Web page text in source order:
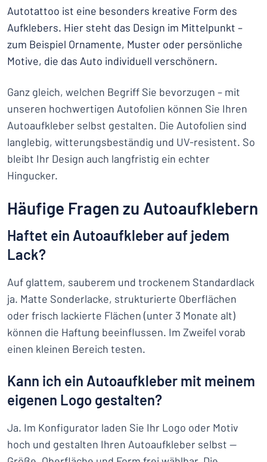
Autotattoo ist eine besonders kreative Form des
Aufklebers. Hier steht das Design im Mittelpunkt –
zum Beispiel Ornamente, Muster oder persönliche
Motive, die das Auto individuell verschönern.
Ganz gleich, welchen Begriff Sie bevorzugen – mit
unseren hochwertigen Autofolien können Sie Ihren
Autoaufkleber selbst gestalten. Die Autofolien sind
langlebig, witterungsbeständig und UV-resistent. So
bleibt Ihr Design auch langfristig ein echter
Hingucker.
Häufige Fragen zu Autoaufklebern
Haftet ein Autoaufkleber auf jedem
Lack?
Auf glattem, sauberem und trockenem Standardlack
ja. Matte Sonderlacke, strukturierte Oberflächen
oder frisch lackierte Flächen (unter 3 Monate alt)
können die Haftung beeinflussen. Im Zweifel vorab
einen kleinen Bereich testen.
Kann ich ein Autoaufkleber mit meinem
eigenen Logo gestalten?
Ja. Im Konfigurator laden Sie Ihr Logo oder Motiv
hoch und gestalten Ihren Autoaufkleber selbst —